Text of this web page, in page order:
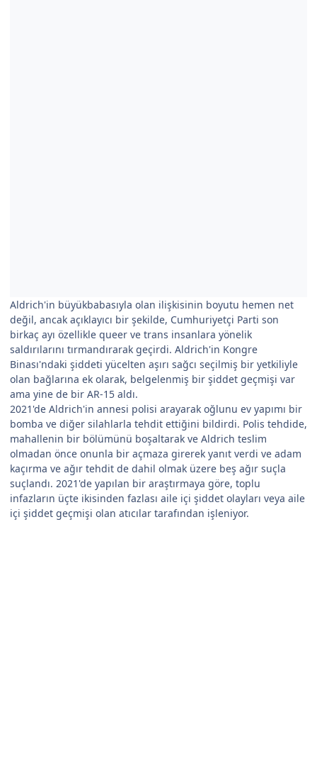
Aldrich'in büyükbabasıyla olan ilişkisinin boyutu hemen net
değil, ancak açıklayıcı bir şekilde, Cumhuriyetçi Parti son
birkaç ayı özellikle queer ve trans insanlara yönelik
saldırılarını tırmandırarak geçirdi. Aldrich'in Kongre
Binası'ndaki şiddeti yücelten aşırı sağcı seçilmiş bir yetkiliyle
olan bağlarına ek olarak, belgelenmiş bir şiddet geçmişi var
ama yine de bir AR-15 aldı.
2021'de Aldrich'in annesi polisi arayarak oğlunu ev yapımı bir
bomba ve diğer silahlarla tehdit ettiğini bildirdi. Polis tehdide,
mahallenin bir bölümünü boşaltarak ve Aldrich teslim
olmadan önce onunla bir açmaza girerek yanıt verdi ve adam
kaçırma ve ağır tehdit de dahil olmak üzere beş ağır suçla
suçlandı. 2021'de yapılan bir araştırmaya göre, toplu
infazların üçte ikisinden fazlası aile içi şiddet olayları veya aile
içi şiddet geçmişi olan atıcılar tarafından işleniyor.